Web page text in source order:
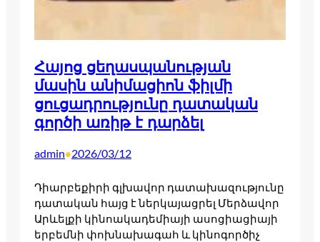
Հայոց ցեղասպանության
մասին անիմացիոն ֆիլմի
ցուցադրությունը դատական
գործի առիթ է դարձել
admin•2026/03/12
Դիարբեքիրի գլխավոր դատախազությունը
դատական հայց է ներկայացրել Մերձավոր
Արևելքի կինոակադեմիայի ասոցիացիայի
երբեմնի փոխնախագահ և կինոգործիչ